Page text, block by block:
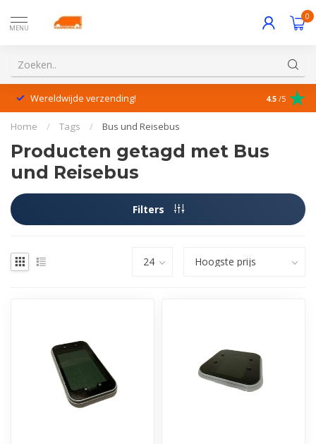
MENU
0
Wereldwijde verzending! 4.5 /5
Home / Tags / Bus und Reisebus
Producten getagd met Bus
und Reisebus
Filters